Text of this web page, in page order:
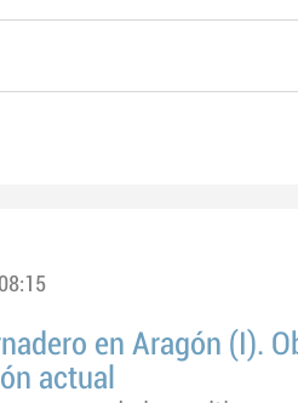
en Aragón (I).
actual